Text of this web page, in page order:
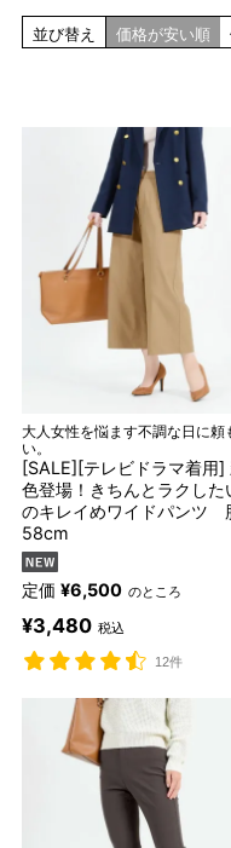
並び替え 価格が安い順
大人女性を悩ます不調な日に頼
い。
[SALE][テレビドラマ着用]
色登場！きちんとラクした
のキレイめワイドパンツ
58cm
定価 ¥6,500 のところ
¥3,480 税込
12件